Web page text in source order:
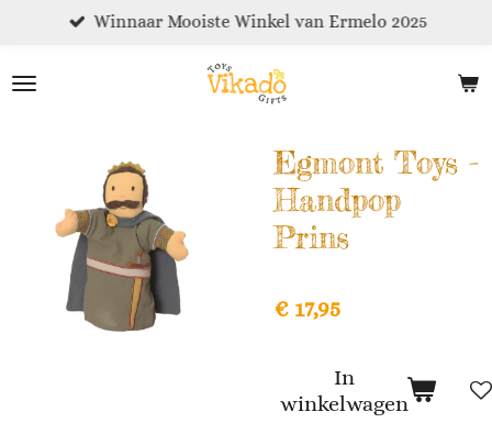
naar
Winnaar Mooiste Winkel van Ermelo 2025
Egmont Toys -
Handpop
Prins
€ 17,95
In
winkelwagen